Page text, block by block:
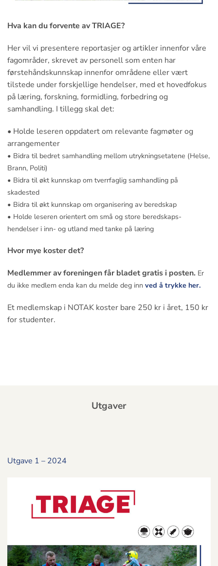
Hva kan du forvente av TRIAGE?
Her vil vi presentere reportasjer og artikler innenfor våre
fagområder, skrevet av personell som enten har
førstehåndskunnskap innenfor områdene eller vært
tilstede under forskjellige hendelser, med et hovedfokus
på læring, forskning, formidling, forbedring og
samhandling. I tillegg skal det:
• Holde leseren oppdatert om relevante fagmøter og
arrangementer
• Bidra til bedret samhandling mellom utrykningsetatene (Helse,
Brann, Politi)
• Bidra til økt kunnskap om tverrfaglig samhandling på
skadested
• Bidra til økt kunnskap om organisering av beredskap
• Holde leseren orientert om små og store beredskaps-
hendelser i inn- og utland med tanke på læring
Hvor mye koster det?
Medlemmer av foreningen får bladet gratis i posten. Er
du ikke medlem enda kan du melde deg inn ved å trykke her.
Et medlemskap i NOTAK koster bare 250 kr i året, 150 kr
for studenter.
Utgaver
Utgave 1 – 2024